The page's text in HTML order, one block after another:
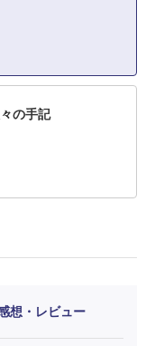
の手記
想・レビュー